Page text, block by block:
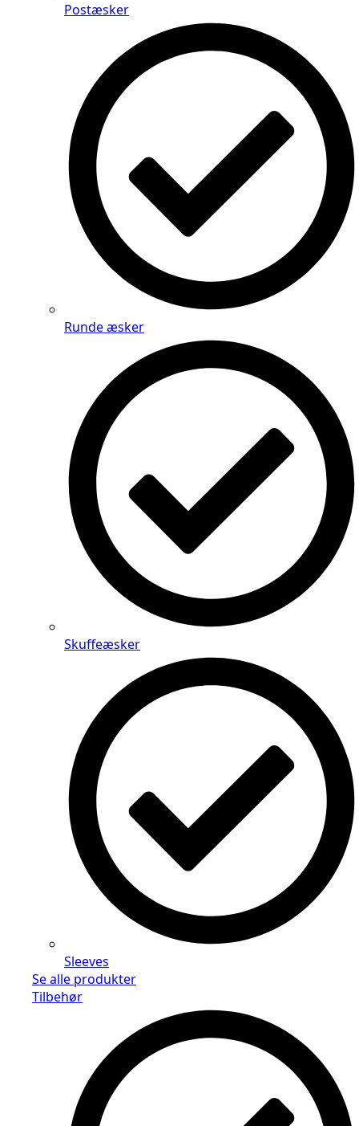
Postæsker
Runde æsker
Skuffeæsker
Sleeves
Se alle produkter
Tilbehør